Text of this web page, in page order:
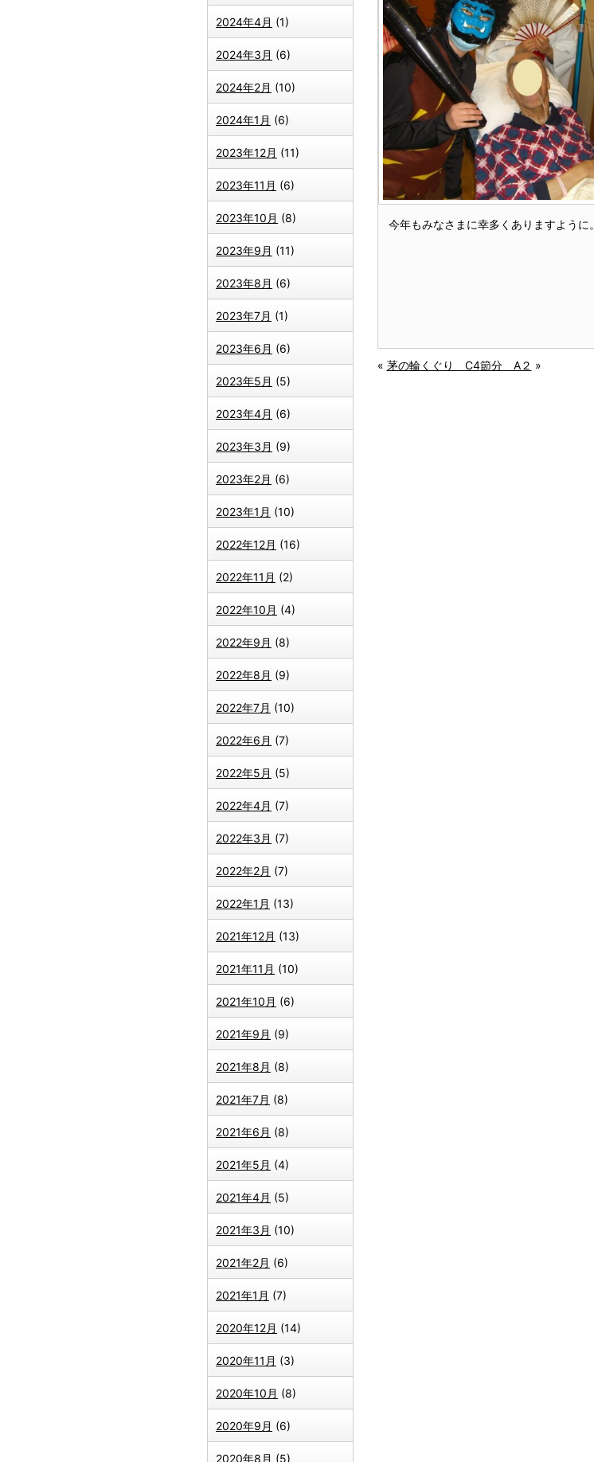
2024年4月 (1)
2024年3月 (6)
2024年2月 (10)
2024年1月 (6)
2023年12月 (11)
2023年11月 (6)
2023年10月 (8)
2023年9月 (11)
2023年8月 (6)
2023年7月 (1)
2023年6月 (6)
2023年5月 (5)
2023年4月 (6)
2023年3月 (9)
2023年2月 (6)
2023年1月 (10)
2022年12月 (16)
2022年11月 (2)
2022年10月 (4)
2022年9月 (8)
2022年8月 (9)
2022年7月 (10)
2022年6月 (7)
2022年5月 (5)
2022年4月 (7)
2022年3月 (7)
2022年2月 (7)
2022年1月 (13)
2021年12月 (13)
2021年11月 (10)
2021年10月 (6)
2021年9月 (9)
2021年8月 (8)
2021年7月 (8)
2021年6月 (8)
2021年5月 (4)
2021年4月 (5)
2021年3月 (10)
2021年2月 (6)
2021年1月 (7)
2020年12月 (14)
2020年11月 (3)
2020年10月 (8)
2020年9月 (6)
2020年8月 (5)
今年もみなさまに幸多くありますように。
« 茅の輪くぐり C4節分 A２ »